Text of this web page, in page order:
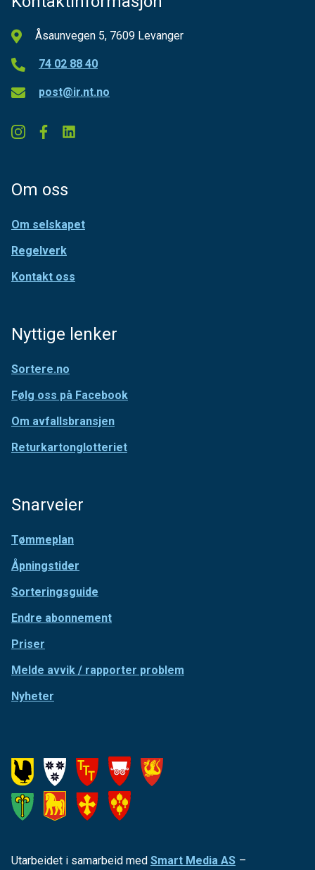
74 02 88 40
post@ir.nt.no
Om oss
Regelverk
Kontakt oss
Nyttige lenker
Følg oss på Facebook
Om avfallsbransjen
Returkartonglotteriet
Snarveier
Åpningstider
Sorteringsguide
Endre abonnement
Priser
Melde avvik / rapporter problem
Nyheter
Utarbeidet i samarbeid med
Personvern og informasjonskapsler
Org.nr. 971 217 391